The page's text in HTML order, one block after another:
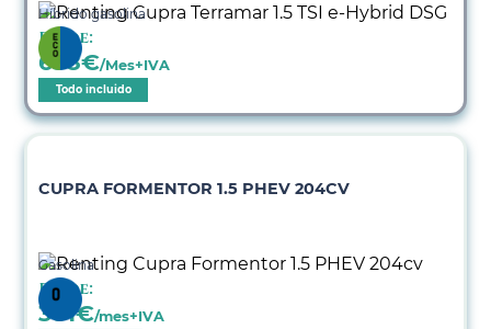
Híbrido gasolina
Desde:
638€/Mes+IVA
Todo incluido
CUPRA FORMENTOR 1.5 PHEV 204CV
Gasolina
Desde:
381€/mes+IVA